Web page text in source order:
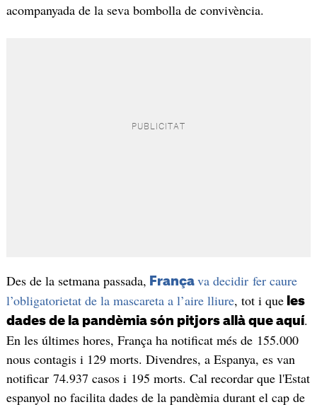
acompanyada de la seva bombolla de convivència.
Des de la setmana passada, França va decidir fer caure
l’obligatorietat de la mascareta a l’aire lliure, tot i queles
dades de la pandèmia són pitjors allà que aquí.
En les últimes hores, França ha notificat més de 155.000
nous contagis i 129 morts. Divendres, a Espanya, es van
notificar 74.937 casos i 195 morts. Cal recordar que l'Estat
espanyol no facilita dades de la pandèmia durant el cap de